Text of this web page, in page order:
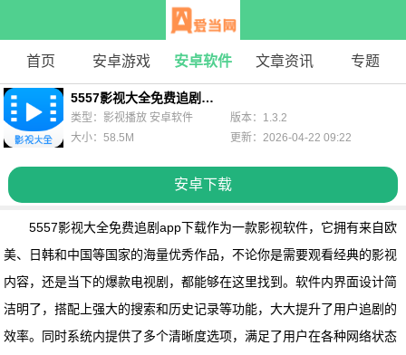
首页 安卓游戏 安卓软件 文章资讯 专题
5557影视大全免费追剧app下载
安卓下载
类型：影视播放 安卓软件
版本：1.3.2
大小：58.5M
更新：2026-04-22 09:22
5557影视大全免费追剧app下载作为一款影视软件，它拥有来自欧
美、日韩和中国等国家的海量优秀作品，不论你是需要观看经典的影视
内容，还是当下的爆款电视剧，都能够在这里找到。软件内界面设计简
洁明了，搭配上强大的搜索和历史记录等功能，大大提升了用户追剧的
效率。同时系统内提供了多个清晰度选项，满足了用户在各种网络状态